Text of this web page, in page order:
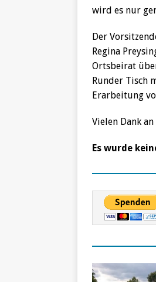
wird es nur
Der
Regina
Ortsbeirat
Runder Tisch
Erarbeitung
Vielen Dank
Es wurde